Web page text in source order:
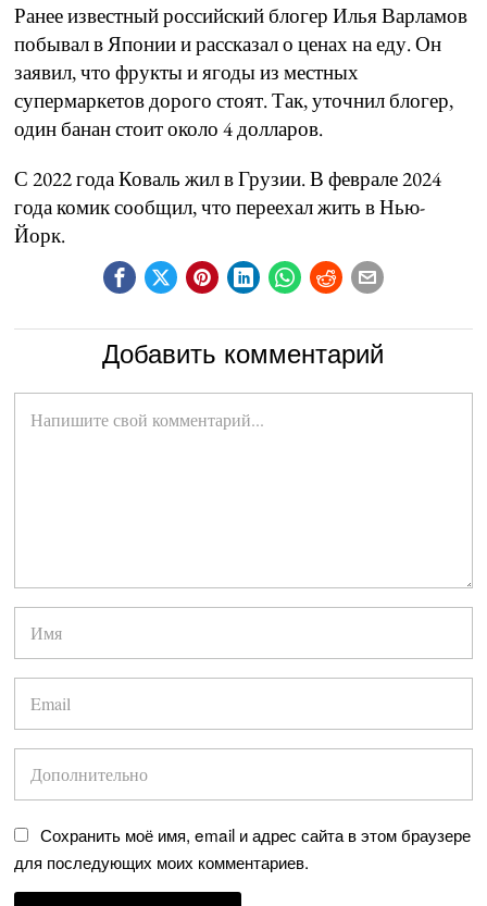
Ранее известный российский блогер Илья Варламов
побывал в Японии и рассказал о ценах на еду. Он
заявил, что фрукты и ягоды из местных
супермаркетов дорого стоят. Так, уточнил блогер,
один банан стоит около 4 долларов.
С 2022 года Коваль жил в Грузии. В феврале 2024
года комик сообщил, что переехал жить в Нью-
Йорк.
Добавить комментарий
Сохранить моё имя, email и адрес сайта в этом браузере
для последующих моих комментариев.